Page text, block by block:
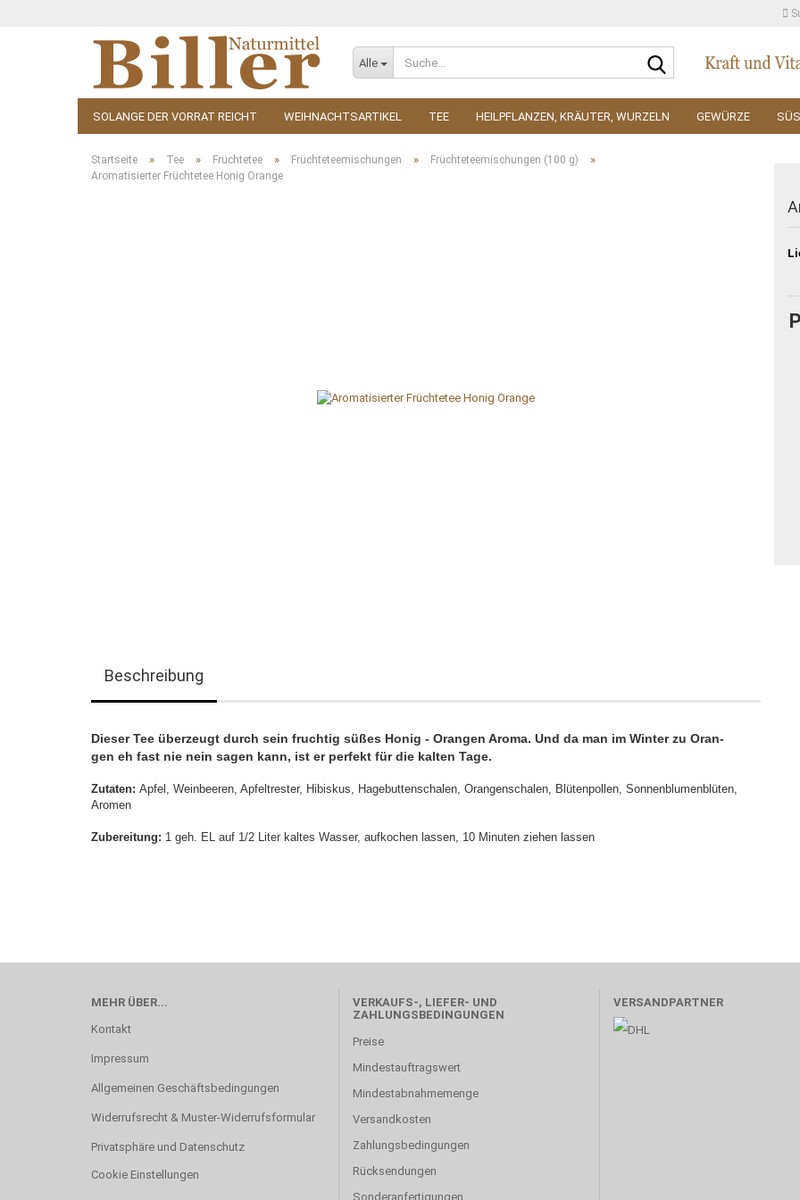
Alle
Suche...
SOLANGE DER VORRAT REICHT WEIHNACHTSARTIKEL TEE HEILPFLANZEN, KRÄUTER, WURZELN GEWÜRZE
KOSMETIK ZUBEHÖR
Startseite » Tee » Früchtetee » Früchteteemischungen » Früchteteemischungen (100 g) »
Aromatisierter Früchtetee Honig Orange
Beschreibung
Dieser Tee überzeugt durch sein fruchtig süßes Honig - Orangen Aroma. Und da man im Winter zu Oran-
gen eh fast nie nein sagen kann, ist er perfekt für die kalten Tage.
Zutaten: Apfel, Weinbeeren, Apfeltrester, Hibiskus, Hagebuttenschalen, Orangenschalen, Blütenpollen, Sonnenblumenblüten,
Aromen
Zubereitung: 1 geh. EL auf 1/2 Liter kaltes Wasser, aufkochen lassen, 10 Minuten ziehen lassen
MEHR ÜBER...
Kontakt
Impressum
Allgemeinen Geschäftsbedingungen
Widerrufsrecht & Muster-Widerrufsformular
Privatsphäre und Datenschutz
Cookie Einstellungen
VERKAUFS-, LIEFER- UND
ZAHLUNGSBEDINGUNGEN
Preise
Mindestauftragswert
Mindestabnahmemenge
Versandkosten
Zahlungsbedingungen
Rücksendungen
Sonderanfertigungen
VERSANDPARTNER